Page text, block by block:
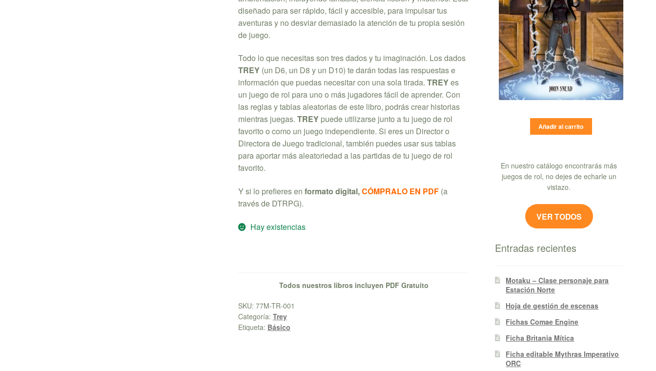
diseñado para ser rápido, fácil y accesible, para impulsar tus
aventuras y no desviar demasiado la atención de tu propia sesión
de juego.
Todo lo que necesitas son tres dados y tu imaginación. Los dados
TREY(un D6, un D8 y un D10) te darán todas las respuestas e
información que puedas necesitar con una sola tirada. TREYes
un juego de rol para uno o más jugadores fácil de aprender. Con
las reglas y tablas aleatorias de este libro, podrás crear historias
mientras juegas. TREYpuede utilizarse junto a tu juego de rol
favorito o como un juego independiente. Si eres un Director o
Directora de Juego tradicional, también puedes usar sus tablas
para aportar más aleatoriedad a las partidas de tu juego de rol
favorito.
Y si lo prefieres en formato digital,CÓMPRALO EN PDF(a
través de DTRPG).
Hay existencias
Todos nuestros libros incluyen PDF Gratuito
SKU: 77M-TR-001
Categoría: Trey
Etiqueta: Básico
Añadir al carrito
En nuestro catálogo encontrarás más
juegos de rol, no dejes de echarle un
vistazo.
VER TODOS
Entradas recientes
Motaku – Clase personaje para
Estación Norte
Hoja de gestión de escenas
Fichas Comae Engine
Ficha Britania Mítica
Ficha editable Mythras Imperativo
ORC